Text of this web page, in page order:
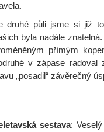
druhé půli jsme si již
byla nadále
přímým
v zápase
„posadil“ závěrečný
sestava: